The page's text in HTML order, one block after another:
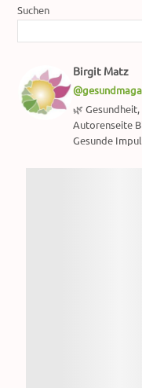
Suchen
Birgit Matz
🌿
Autorenseite
Gesunde